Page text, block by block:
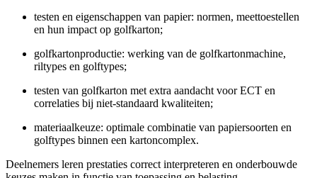
testen en eigenschappen van papier: normen, meettoestellen
en hun impact op golfkarton;
golfkartonproductie: werking van de golfkartonmachine,
riltypes en golftypes;
testen van golfkarton met extra aandacht voor ECT en
correlaties bij niet-standaard kwaliteiten;
materiaalkeuze: optimale combinatie van papiersoorten en
golftypes binnen een kartoncomplex.
Deelnemers leren prestaties correct interpreteren en onderbouwde